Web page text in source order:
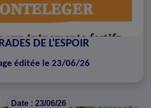
DE L'ESPOIR
éditée le 23/06/26
Date : 23/06/26